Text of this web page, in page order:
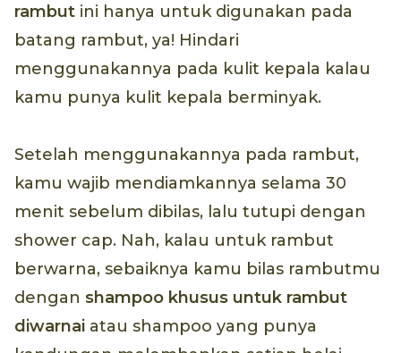
rambut ini hanya untuk digunakan pada
batang rambut, ya! Hindari
menggunakannya pada kulit kepala kalau
kamu punya kulit kepala berminyak.
Setelah menggunakannya pada rambut,
kamu wajib mendiamkannya selama 30
menit sebelum dibilas, lalu tutupi dengan
shower cap. Nah, kalau untuk rambut
berwarna, sebaiknya kamu bilas rambutmu
dengan shampoo khusus untuk rambut
diwarnai atau shampoo yang punya